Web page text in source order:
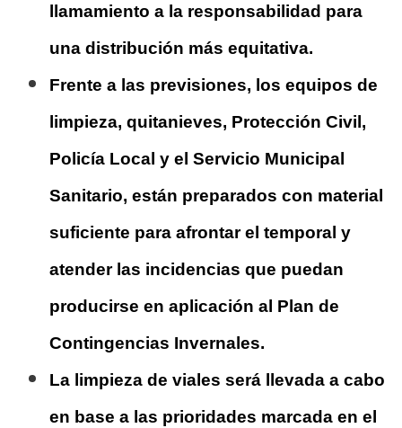
llamamiento a la responsabilidad para
una distribución más equitativa.
Frente a las previsiones, los equipos de
limpieza, quitanieves, Protección Civil,
Policía Local y el Servicio Municipal
Sanitario, están preparados con material
suficiente para afrontar el temporal y
atender las incidencias que puedan
producirse en aplicación al Plan de
Contingencias Invernales.
La limpieza de viales será llevada a cabo
en base a las prioridades marcada en el